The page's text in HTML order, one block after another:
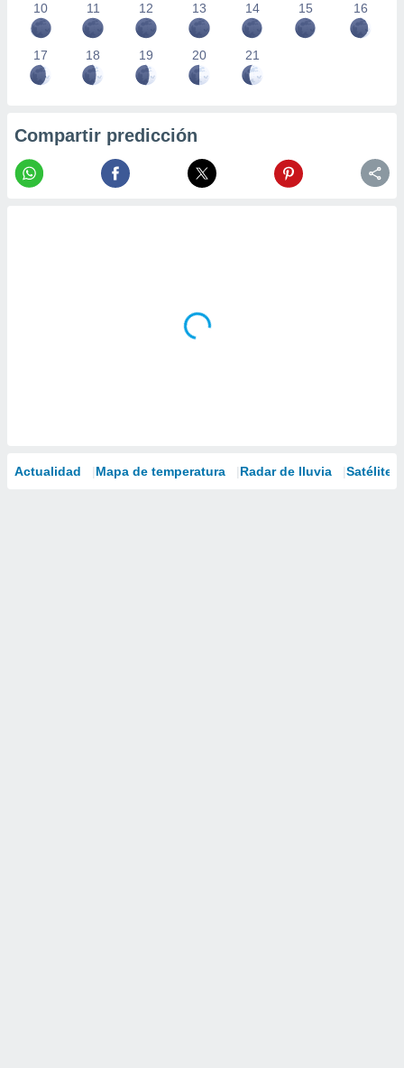
10 11 12 13 14 15 16
17 18 19 20 21
Compartir predicción
Actualidad Mapa de temperatura Radar de lluvia Satélites